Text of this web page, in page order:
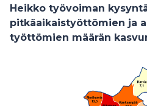
Heikko työvoiman
pitkäaikaistyöttömien ja
työttömien määrän